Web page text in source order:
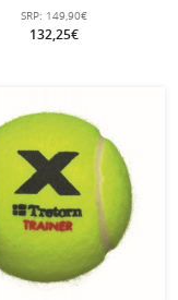
SRP: 149,90€
132,25€